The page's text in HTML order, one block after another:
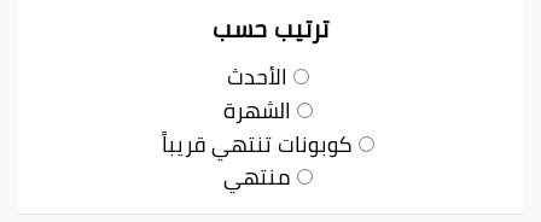
ترتيب حسب
الأحدث
الشهرة
كوبونات تنتهي قريباً
منتهي